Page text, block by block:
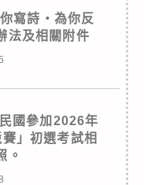
寫詩‧為你反
法及相關附件
國參加2026年
」初選考試相
。